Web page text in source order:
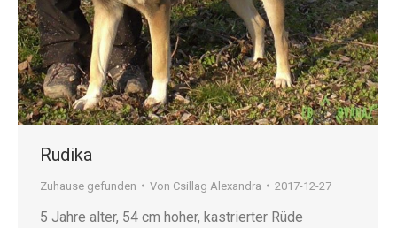
Rudika
Zuhause gefunden Von Csillag Alexandra 2017-12-27
5 Jahre alter, 54 cm hoher, kastrierter Rüde